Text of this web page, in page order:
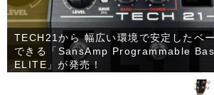
TECH21から 幅広い環境で安定したベ
できる「SansAmp Programmable
ELITE」が発売！